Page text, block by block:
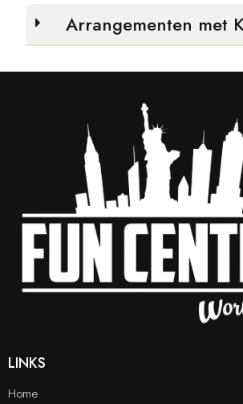
Arrangementen met
LINKS
Home